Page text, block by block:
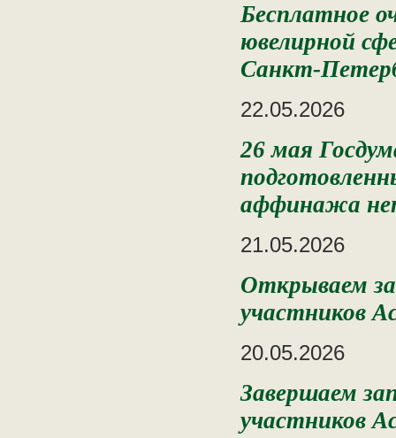
Бесплатное
ювелирной
Санкт-
22.05.2026
26 мая
аффинажа
21.05.2026
Открываем
участников
20.05.2026
Завершаем
участников